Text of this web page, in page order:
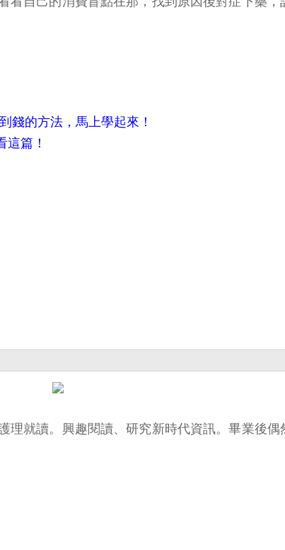
錢的方法，馬上學起來！
篇！
理就讀。興趣閱讀、研究新時代資訊。畢業後